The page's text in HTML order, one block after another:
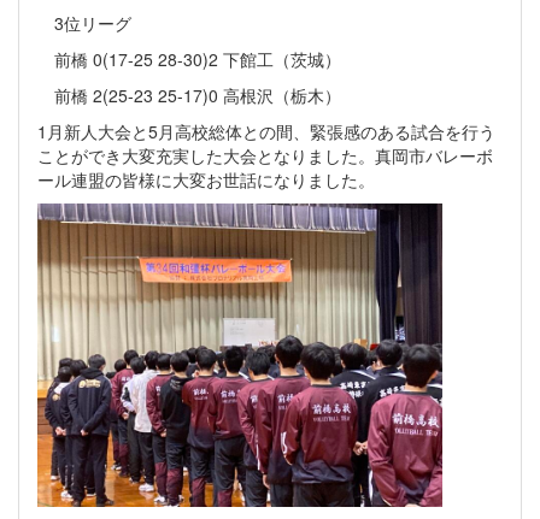
3位リーグ
前橋 0(17-25 28-30)2 下館工（茨城）
前橋 2(25-23 25-17)0 高根沢（栃木）
1月新人大会と5月高校総体との間、緊張感のある試合を行う
ことができ大変充実した大会となりました。真岡市バレーボ
ール連盟の皆様に大変お世話になりました。